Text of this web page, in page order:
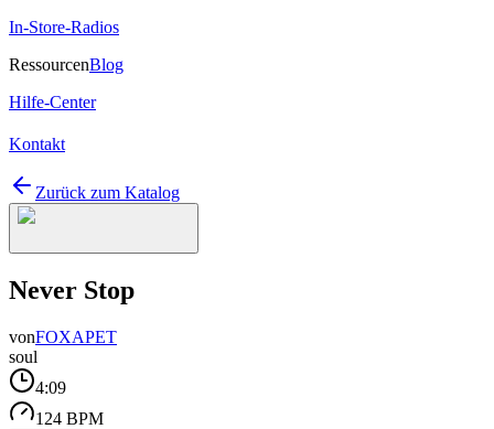
In-Store-Radios
RessourcenBlog
Hilfe-Center
Kontakt
Zurück zum Katalog
Never Stop
vonFOXAPET
soul
4:09
124 BPM